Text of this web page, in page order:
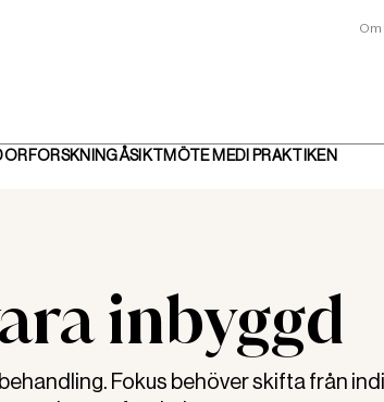
FORSKNINGÅSIKTMÖTE MED I PRAKTIKEN
inbyggd
Fokus behöver skifta från